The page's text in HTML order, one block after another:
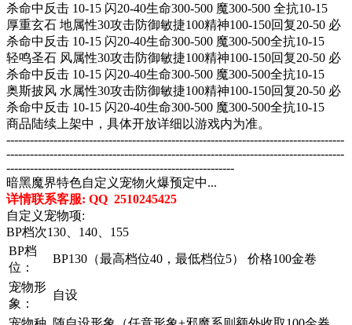
杀命中反击 10-15 闪20-40生命300-500 魔300-500 全抗10-15
厚重玄石 地属性30攻击防御敏捷100精神100-150回复20-50 必
杀命中反击 10-15 闪20-40生命300-500 魔300-500全抗10-15
轻鸣圣石 风属性30攻击防御敏捷100精神100-150回复20-50 必
杀命中反击 10-15 闪20-40生命300-500 魔300-500全抗10-15
奥斯披风 水属性30攻击防御敏捷100精神100-150回复20-50 必
杀命中反击 10-15 闪20-40生命300-500 魔300-500全抗10-15
商品陆续上架中，具体开放详细以游戏内为准。
--------------------------------------------------------------------------------------
--------------------------------------------------------------------------------------
----------------------------------------------------------
暗黑魔界特色自定义宠物火爆预定中...
详情联系客服: QQ 2510245425
自定义宠物项:
BP档次130、140、155
BP档
位：
BP130（最高档位40，最低档位5） 价格100金卷
宠物形
象：
自设